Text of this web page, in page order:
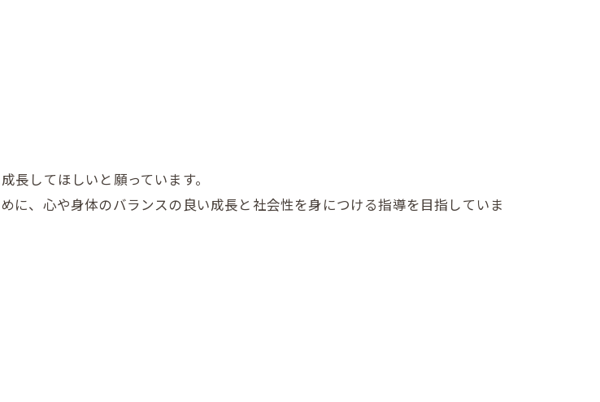
してほしいと願っています。
に、心や身体のバランスの良い成長と社会性を身につける指導を目指していま